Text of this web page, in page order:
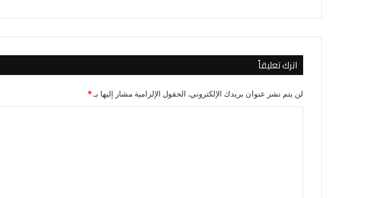
اترك تعليقاً
لن يتم نشر عنوان بريدك الإلكتروني. الحقول الإلزامية مشار إليها بـ*